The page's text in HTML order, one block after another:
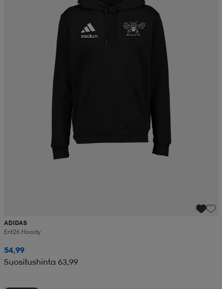
ADIDAS
Ent26 Hoody
54,99
Suositushinta 63,99